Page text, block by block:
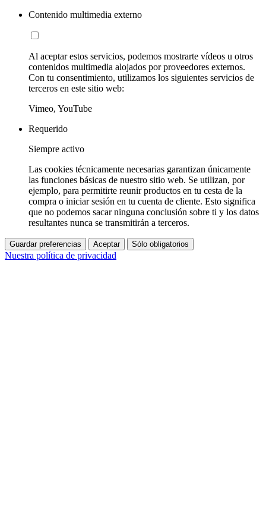
Contenido multimedia externo
Al aceptar estos servicios, podemos mostrarte vídeos u otros
contenidos multimedia alojados por proveedores externos.
Con tu consentimiento, utilizamos los siguientes servicios de
terceros en este sitio web:
Vimeo, YouTube
Requerido
Siempre activo
Las cookies técnicamente necesarias garantizan únicamente
las funciones básicas de nuestro sitio web. Se utilizan, por
ejemplo, para permitirte reunir productos en tu cesta de la
compra o iniciar sesión en tu cuenta de cliente. Esto significa
que no podemos sacar ninguna conclusión sobre ti y los datos
resultantes nunca se transmitirán a terceros.
Guardar preferencias Aceptar Sólo obligatorios
Nuestra política de privacidad